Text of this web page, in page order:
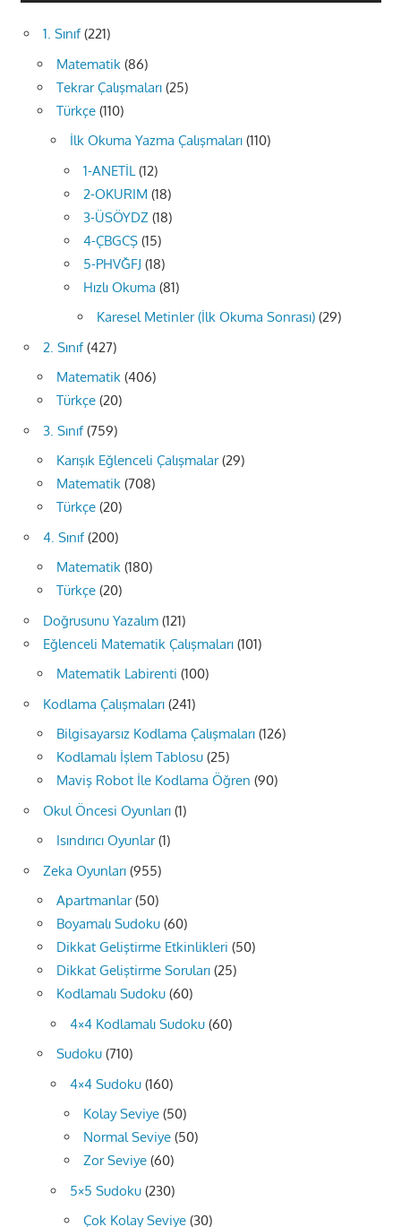
1. Sınıf(221)
Matematik (86)
Tekrar Çalışmaları (25)
Türkçe (110)
İlk Okuma Yazma Çalışmaları (110)
1-ANETİL (12)
2-OKURIM (18)
3-ÜSÖYDZ (18)
4-ÇBGCŞ (15)
5-PHVĞFJ (18)
Hızlı Okuma (81)
Karesel Metinler (İlk Okuma Sonrası) (29)
2. Sınıf(427)
Matematik (406)
Türkçe (20)
3. Sınıf(759)
Karışık Eğlenceli Çalışmalar(29)
Matematik (708)
Türkçe (20)
4. Sınıf(200)
Matematik (180)
Türkçe (20)
Doğrusunu Yazalım (121)
Eğlenceli Matematik Çalışmaları (101)
Matematik Labirenti (100)
Kodlama Çalışmaları (241)
Bilgisayarsız Kodlama Çalışmaları (126)
Kodlamalı İşlem Tablosu (25)
Maviş Robot İle Kodlama Öğren (90)
Okul Öncesi Oyunları (1)
Isındırıcı Oyunlar(1)
Zeka Oyunları (955)
Apartmanlar(50)
Boyamalı Sudoku (60)
Dikkat Geliştirme Etkinlikleri (50)
Dikkat Geliştirme Soruları (25)
Kodlamalı Sudoku (60)
4×4 Kodlamalı Sudoku (60)
Sudoku (710)
4×4 Sudoku (160)
Kolay Seviye (50)
Normal Seviye (50)
Zor Seviye (60)
5×5 Sudoku (230)
Çok Kolay Seviye (30)